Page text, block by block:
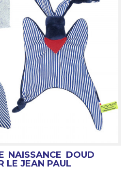
NAISSANCE DOUD
LE JEAN PAUL